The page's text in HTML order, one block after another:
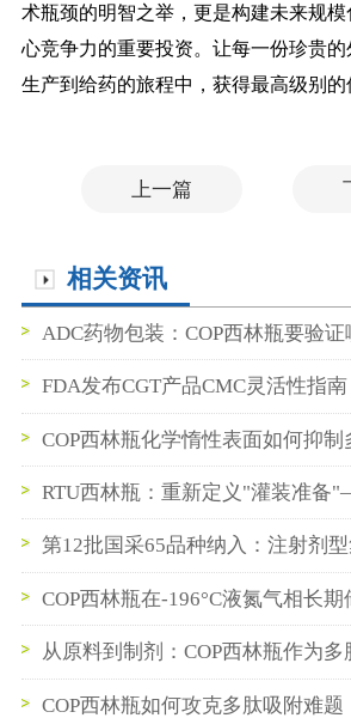
术瓶颈的明智之举，更是构建未来规
心竞争力的重要投资。让每一份珍贵
生产到给药的旅程中，获得最高级别的
上一篇
相关资讯
ADC药物包装：COP西林瓶要验证
FDA发布CGT产品CMC灵活性指
瓶数据如何支持BLA申报
COP西林瓶化学惰性表面如何抑
RTU西林瓶：重新定义"灌装准备
即插即用
第12批国采65品种纳入：注射剂
西林瓶与预灌封供应链
COP西林瓶在-196°C液氮气相长
的性能验证
从原料到制剂：COP西林瓶作为多
中间储存容器的最佳实践
COP西林瓶如何攻克多肽吸附难